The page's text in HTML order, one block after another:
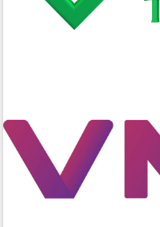
Tập huấn nâng cao năng lực triển khai
chuyển đổi số cho cán bộ, công chức
Đẩy mạnh cải cách hành chính, quyết
tâm đạt được mục tiêu tăng trưởng
hai con số trong năm 2026
Tổ chức trang trọng Lễ hội Đền thờ
Lương Văn Chánh năm 2026